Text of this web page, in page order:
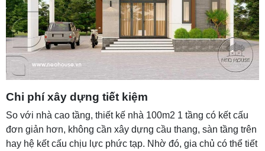
Chi phí xây dựng tiết kiệm
So với nhà cao tầng, thiết kế nhà 100m2 1 tầng có kết cấu
đơn giản hơn, không cần xây dựng cầu thang, sàn tầng trên
hay hệ kết cấu chịu lực phức tạp. Nhờ đó, gia chủ có thể tiết